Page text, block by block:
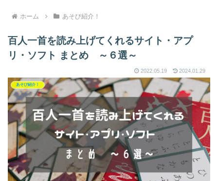
ホーム あそび紹介！
百人一首を読み上げてくれるサイト・アプ
リ・ソフト まとめ ～６選～
2022.05.19 2024.01.29
あそび紹介！